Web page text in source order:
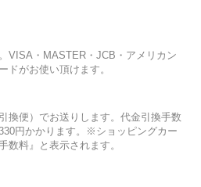
VISA・MASTER・JCB・アメリカン
ドがお使い頂けます。
換便）でお送りします。代金引換手数
円かかります。※ショッピングカー
数料』と表示されます。